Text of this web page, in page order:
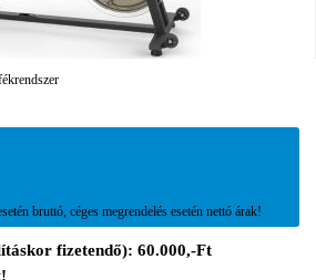
bruttó, céges megrendelés esetén nettó árak!
fizetendő): 60.000,-Ft